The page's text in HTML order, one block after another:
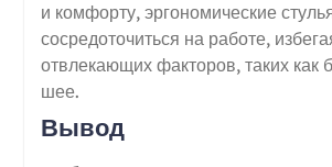
и комфорту, эргономические
сосредоточиться на работе,
отвлекающих факторов, таких как
шее.
Вывод